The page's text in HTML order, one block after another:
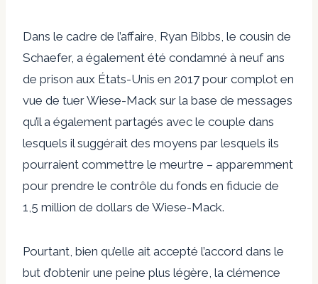
Dans le cadre de l’affaire, Ryan Bibbs, le cousin de
Schaefer, a également été condamné à neuf ans
de prison aux États-Unis en 2017 pour complot en
vue de tuer Wiese-Mack sur la base de messages
qu’il a également partagés avec le couple dans
lesquels il suggérait des moyens par lesquels ils
pourraient commettre le meurtre – apparemment
pour prendre le contrôle du fonds en fiducie de
1,5 million de dollars de Wiese-Mack.
Pourtant, bien qu’elle ait accepté l’accord dans le
but d’obtenir une peine plus légère, la clémence